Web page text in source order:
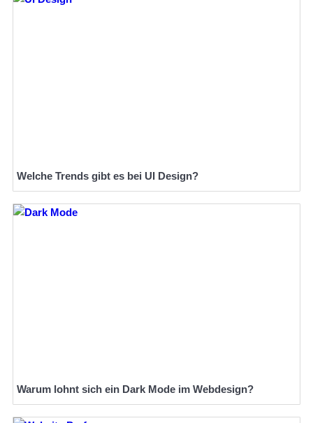
Welche Trends gibt es bei UI Design?
Warum lohnt sich ein Dark Mode im Webdesign?